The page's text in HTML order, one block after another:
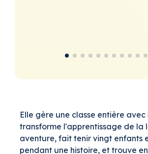
Elle gère une classe entière avec
transforme l'apprentissage de la
aventure, fait tenir vingt enfants
pendant une histoire, et trouve